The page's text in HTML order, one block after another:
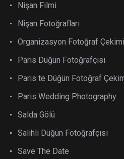
Nişan Filmi
Nişan Fotoğrafları
Organizasyon Fotoğraf Çekimi
Paris Düğün Fotoğrafçısı
Paris te Düğün Fotoğraf
Paris Wedding Photography
Salda Gölü
Salihli Düğün Fotoğrafçısı
Save The Date